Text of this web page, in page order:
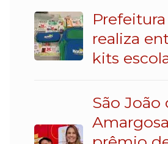
realiza
kits
São João